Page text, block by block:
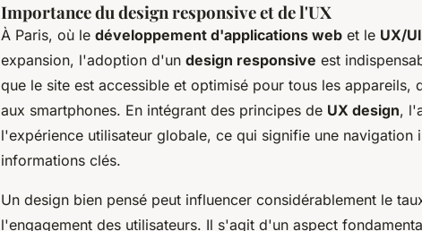
Importance du design responsive et de l'UX
À Paris, où le développement d'applications web et le UX/
expansion, l'adoption d'un design responsive est
que le site est accessible et optimisé pour tous les appareils,
aux smartphones. En intégrant des principes de UX design,
l'expérience utilisateur globale, ce qui signifie une navigation
informations clés.
Un design bien pensé peut influencer considérablement le
l'engagement des utilisateurs. Il s'agit d'un aspect